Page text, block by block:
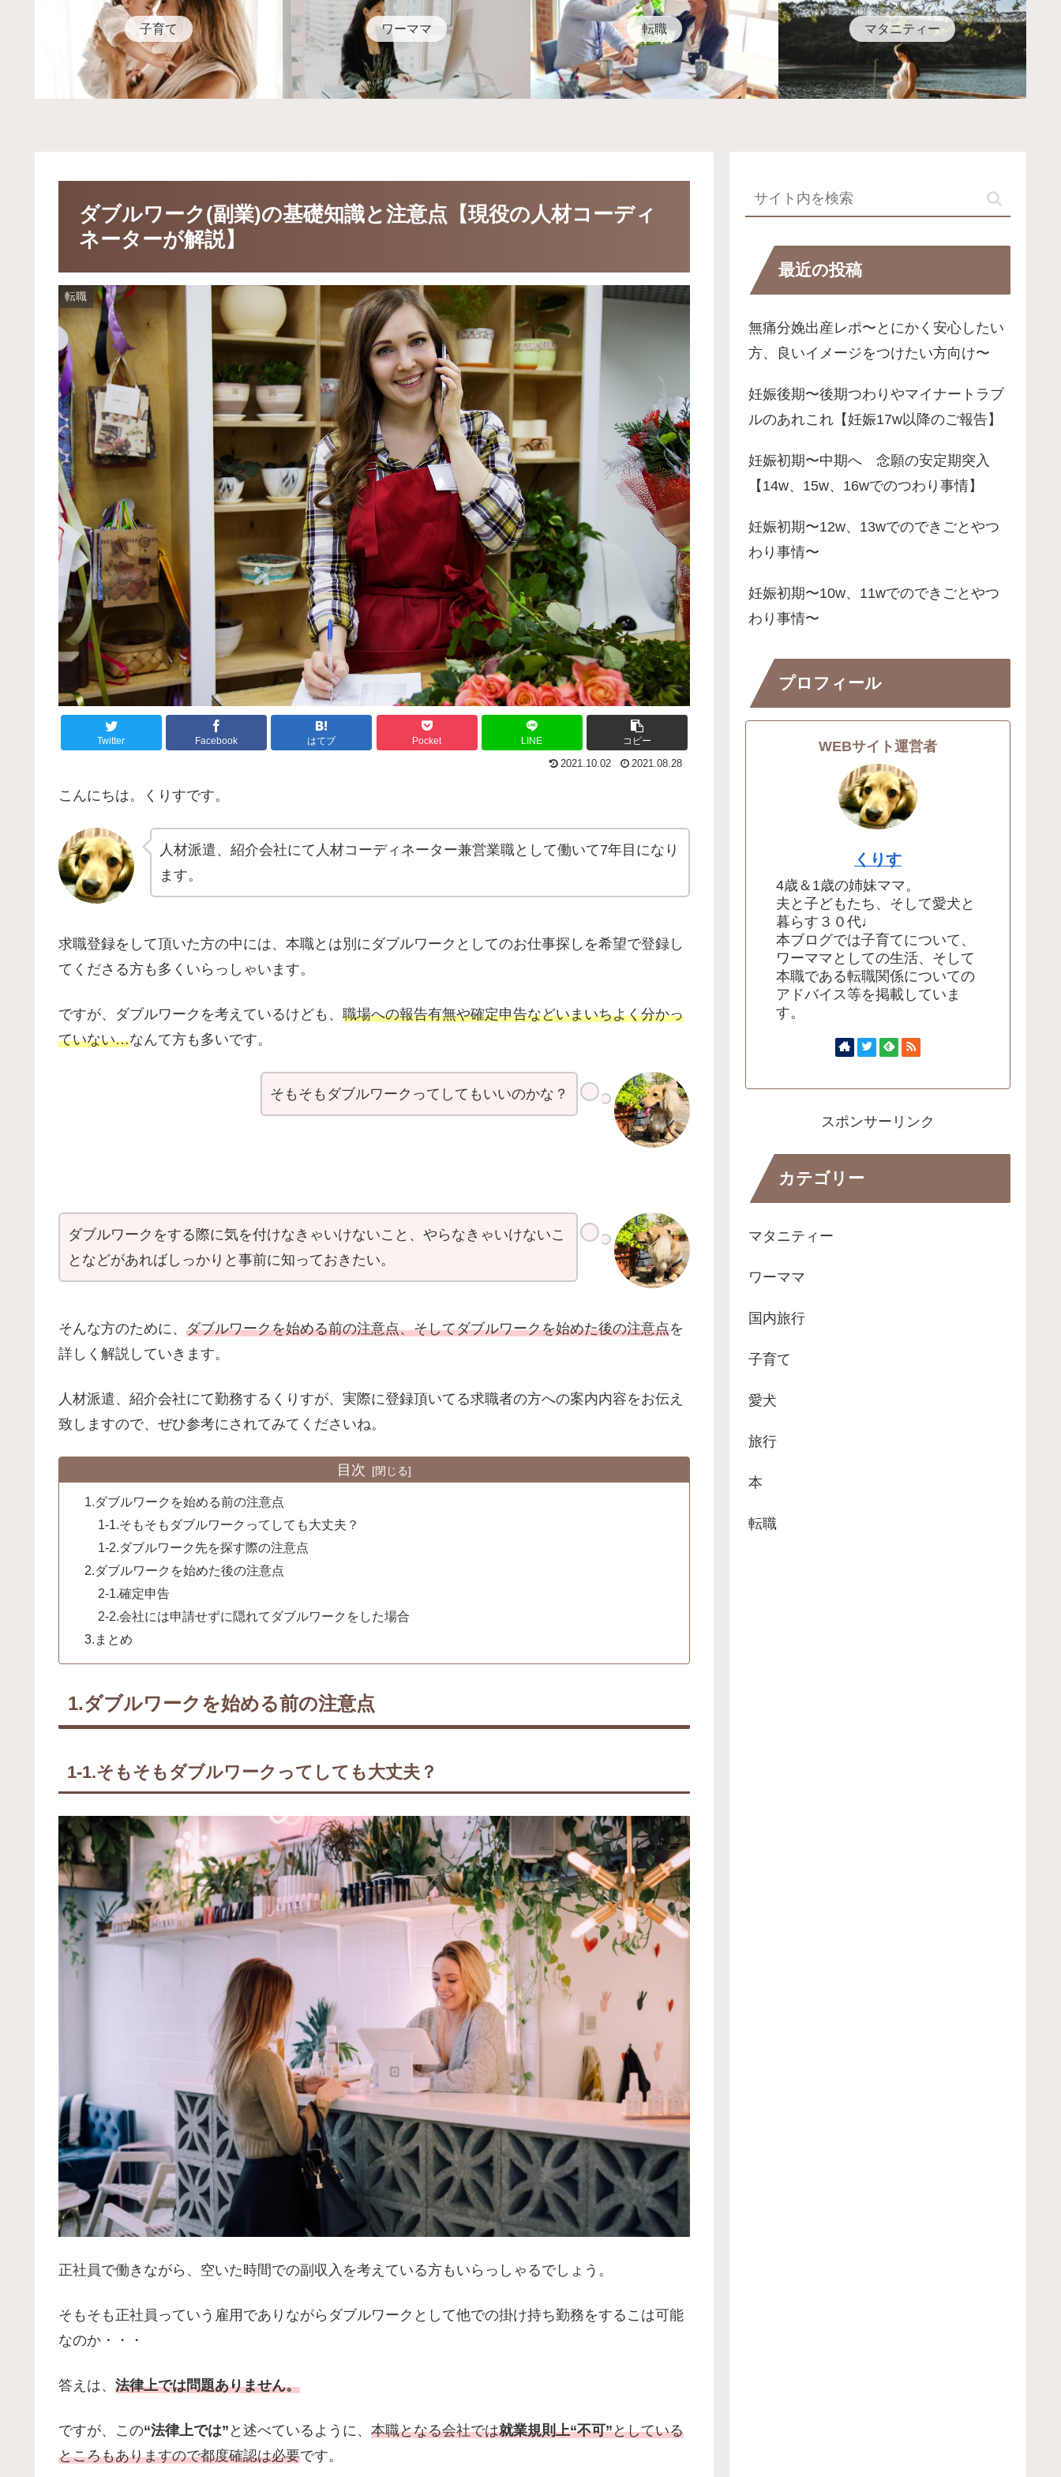
子育て ワーママ 転職 マタニティー
ダブルワーク(副業)の基礎知識と注意点【現役の人材コーディ
ネーターが解説】
転職
Twitter Facebook はてブ Pocket LINE コピー
2021.10.02 2021.08.28
こんにちは。くりすです。
人材派遣、紹介会社にて人材コーディネーター兼営業職として働いて7年目になり
ます。
求職登録をして頂いた方の中には、本職とは別にダブルワークとしてのお仕事探しを希望で登録し
てくださる方も多くいらっしゃいます。
ですが、ダブルワークを考えているけども、 職場への報告有無や確定申告などいまいちよく分かっ
ていない…なんて方も多いです。
そもそもダブルワークってしてもいいのかな？
ダブルワークをする際に気を付けなきゃいけないこと、やらなきゃいけないこ
となどがあればしっかりと事前に知っておきたい。
そんな方のために、 ダブルワークを始める前の注意点、そしてダブルワークを始めた後の注意点を
詳しく解説していきます。
人材派遣、紹介会社にて勤務するくりすが、実際に登録頂いてる求職者の方への案内内容をお伝え
致しますので、ぜひ参考にされてみてくださいね。
目次
1.ダブルワークを始める前の注意点
1-1.そもそもダブルワークってしても大丈夫？
1-2.ダブルワーク先を探す際の注意点
2.ダブルワークを始めた後の注意点
2-1.確定申告
2-2.会社には申請せずに隠れてダブルワークをした場合
3.まとめ
1.ダブルワークを始める前の注意点
1-1.そもそもダブルワークってしても大丈夫？
正社員で働きながら、空いた時間での副収入を考えている方もいらっしゃるでしょう。
そもそも正社員っていう雇用でありながらダブルワークとして他での掛け持ち勤務をするこは可能
なのか・・・
答えは、 法律上では問題ありません。
ですが、この“法律上では” と述べているように、 本職となる会社では就業規則上“不可”としている
ところもありますので都度確認は必要です。
最近の投稿
無痛分娩出産レポ〜とにかく安心したい
方、良いイメージをつけたい方向け〜
妊娠後期〜後期つわりやマイナートラブ
ルのあれこれ【妊娠17w以降のご報告】
妊娠初期〜中期へ 念願の安定期突入
【14w、15w、16wでのつわり事情】
妊娠初期〜12w、13wでのできごとやつ
わり事情〜
妊娠初期〜10w、11wでのできごとやつ
わり事情〜
プロフィール
WEBサイト運営者
くりす
4歳＆1歳の姉妹ママ。
夫と子どもたち、そして愛犬と
暮らす３０代♩
本ブログでは子育てについて、
ワーママとしての生活、そして
本職である転職関係についての
アドバイス等を掲載していま
す。
スポンサーリンク
カテゴリー
マタニティー
ワーママ
国内旅行
子育て
愛犬
旅行
本
転職